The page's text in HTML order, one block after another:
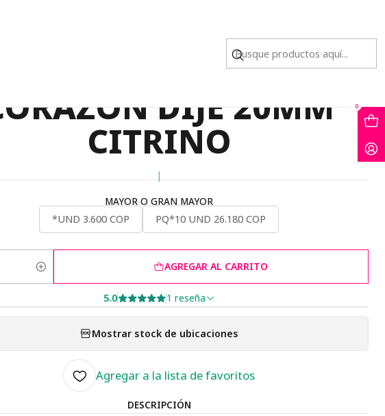
0
PIEDRA NATURAL
DIJE 20MM
CITRINO
|
MAYOR O GRAN MAYOR
*UND 3.600 COP
PQ*10 UND 26.180 COP
AGREGAR AL CARRITO
5.0 1 reseña
Mostrar stock de ubicaciones
Agregar a la lista de favoritos
DESCRIPCIÓN